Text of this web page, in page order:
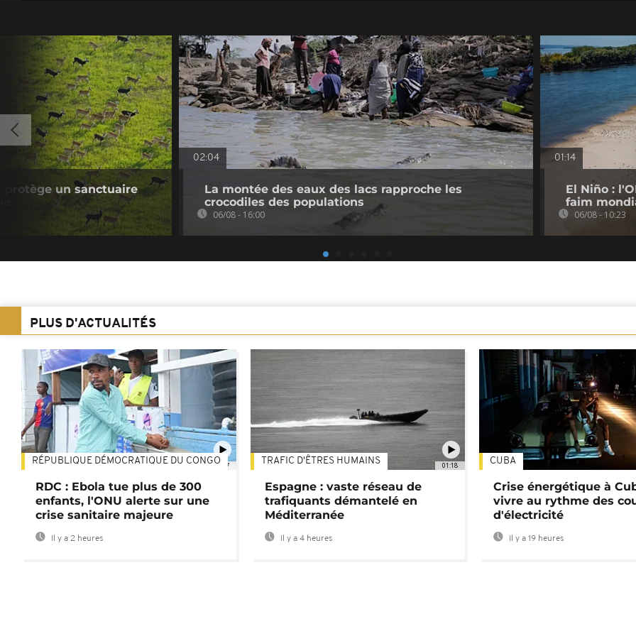
protège un sanctuaire
02:04
La montée des eaux des lacs rapproche les
crocodiles des populations
06/08 - 16:00
01:14
El Niño :
faim
06/08 - 10:23
PLUS D'ACTUALITÉS
01:47
RÉPUBLIQUE DÉMOCRATIQUE DU CONGO
RDC : Ebola tue plus de 300
enfants, l'ONU alerte sur une
crise sanitaire majeure
Il y a 2 heures
01:18
TRAFIC D'ÊTRES HUMAINS
Espagne : vaste réseau de
trafiquants démantelé en
Méditerranée
Il y a 4 heures
CUBA
Crise énergétique à
vivre au rythme des
d'électricité
Il y a 19 heures